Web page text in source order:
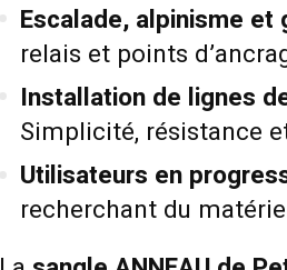
Escalade, alpinisme et
relais et points
Installation de lignes
Simplicité, résistance
Utilisateurs en
recherchant du